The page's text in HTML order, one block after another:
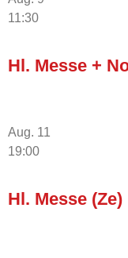
11:30
Hl. Messe +
Aug. 11
19:00
Hl. Messe (Ze)